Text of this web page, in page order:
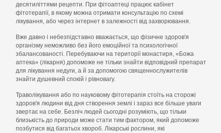
десятиліттями рецепти. При фітоаптеці працює кабінет
фітотерапії, в якому можна отримати консультацію по схемі
лікування, або через інтернет в залежності від захворювання.
Вже давно і небезпідставно вважається, що фізичне здоров'я
організму неможливо без його емоційної та психологічної
збалансованості. Перебуваючи на території монастиря, «Божа
аптека» (лікарня) допоможе не тільки знайти відповідний препарат
для лікування недуги, а й за допомогою священнослужителів
знайти душевний спокій і рівновагу.
Траволікування або по науковому фітотерапія стоїть на сторожі
здоров'я людини від дня створення землі і зараз все більше уваги
звертає на себе. Безліч людей сьогодні розуміють, що тільки
близькість до природи може стати тим фактором, який допоможе
позбутися від багатьох хвороб. Лікарські рослини, які